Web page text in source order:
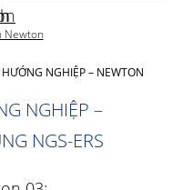
NGHIỆP – NEWTON
NGHIỆP –
NGS-ERS
Newton